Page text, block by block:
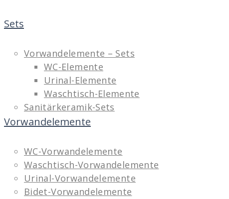
Sets
Vorwandelemente – Sets
WC-Elemente
Urinal-Elemente
Waschtisch-Elemente
Sanitärkeramik-Sets
Vorwandelemente
WC-Vorwandelemente
Waschtisch-Vorwandelemente
Urinal-Vorwandelemente
Bidet-Vorwandelemente